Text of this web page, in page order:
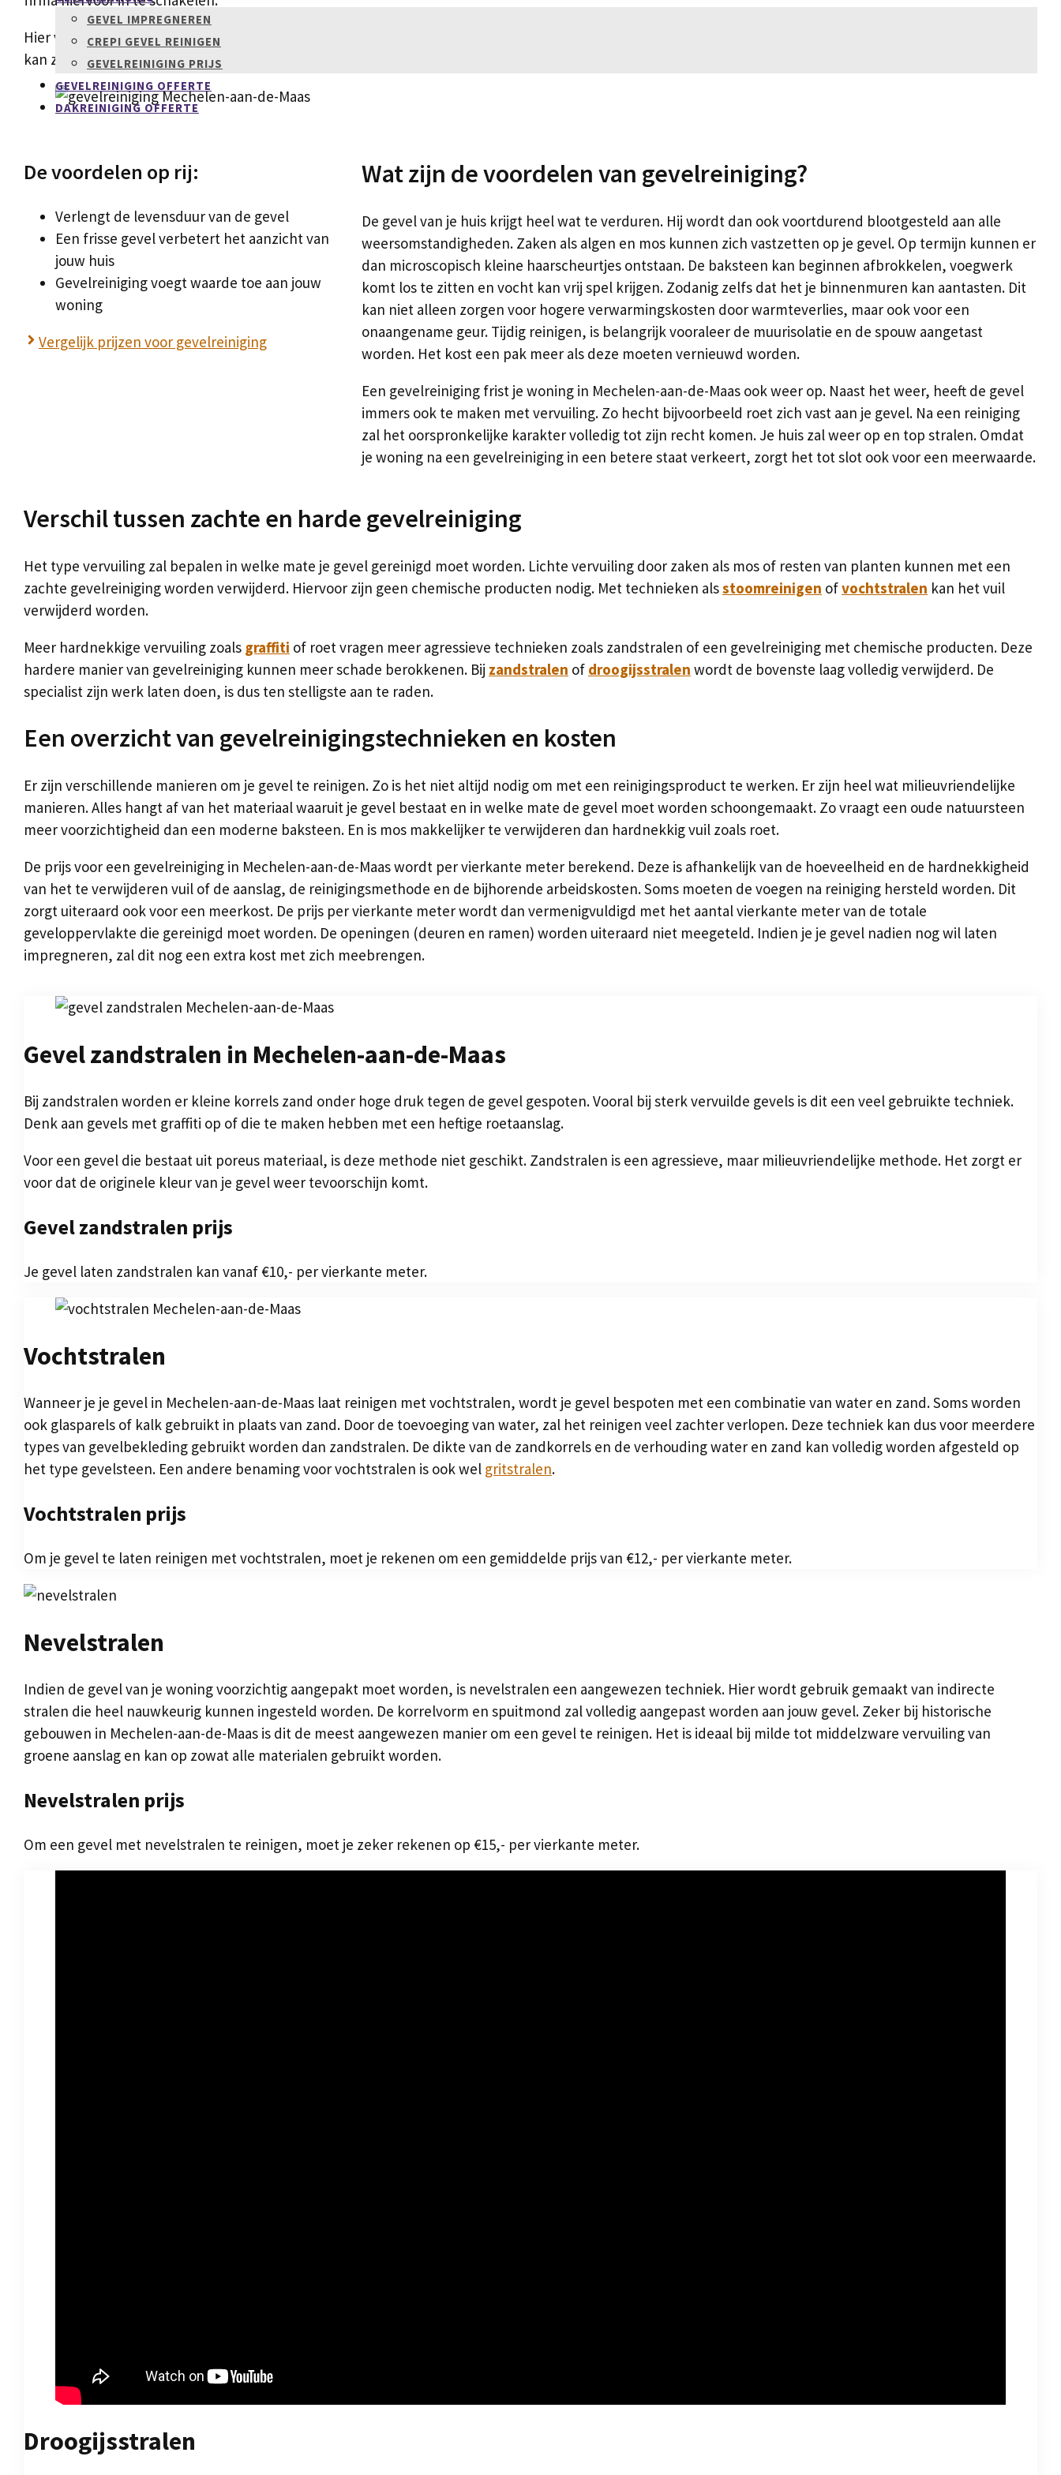
GEVEL IMPREGNEREN
CREPI GEVEL REINIGEN
GEVELREINIGING PRIJS
GEVELREINIGING OFFERTE
DAKREINIGING OFFERTE
Hier vind je alvast de nodige informatie over het laten reinigen van je gevel zodat je goed geïnformeerd een gevelreiniger werkzaam in Mechelen-aan-de-Maas
kan zoeken. Wil je overgaan tot actie? Vraag dan hier offertes aan.
De voordelen op rij:
Verlengt de levensduur van de gevel
Een frisse gevel verbetert het aanzicht van
jouw huis
Gevelreiniging voegt waarde toe aan jouw
woning
Vergelijk prijzen voor gevelreiniging
Wat zijn de voordelen van gevelreiniging?
De gevel van je huis krijgt heel wat te verduren. Hij wordt dan ook voortdurend blootgesteld aan alle
weersomstandigheden. Zaken als algen en mos kunnen zich vastzetten op je gevel. Op termijn kunnen er
dan microscopisch kleine haarscheurtjes ontstaan. De baksteen kan beginnen afbrokkelen, voegwerk
komt los te zitten en vocht kan vrij spel krijgen. Zodanig zelfs dat het je binnenmuren kan aantasten. Dit
kan niet alleen zorgen voor hogere verwarmingskosten door warmteverlies, maar ook voor een
onaangename geur. Tijdig reinigen, is belangrijk vooraleer de muurisolatie en de spouw aangetast
worden. Het kost een pak meer als deze moeten vernieuwd worden.
Een gevelreiniging frist je woning in Mechelen-aan-de-Maas ook weer op. Naast het weer, heeft de gevel
immers ook te maken met vervuiling. Zo hecht bijvoorbeeld roet zich vast aan je gevel. Na een reiniging
zal het oorspronkelijke karakter volledig tot zijn recht komen. Je huis zal weer op en top stralen. Omdat
je woning na een gevelreiniging in een betere staat verkeert, zorgt het tot slot ook voor een meerwaarde.
Verschil tussen zachte en harde gevelreiniging
Het type vervuiling zal bepalen in welke mate je gevel gereinigd moet worden. Lichte vervuiling door zaken als mos of resten van planten kunnen met een
zachte gevelreiniging worden verwijderd. Hiervoor zijn geen chemische producten nodig. Met technieken alsstoomreinigen ofvochtstralen kan het vuil
verwijderd worden.
Meer hardnekkige vervuiling zoals graffiti of roet vragen meer agressieve technieken zoals zandstralen of een gevelreiniging met chemische producten. Deze
hardere manier van gevelreiniging kunnen meer schade berokkenen. Bij zandstralen of droogijsstralen wordt de bovenste laag volledig verwijderd. De
specialist zijn werk laten doen, is dus ten stelligste aan te raden.
Een overzicht van gevelreinigingstechnieken en kosten
Er zijn verschillende manieren om je gevel te reinigen. Zo is het niet altijd nodig om met een reinigingsproduct te werken. Er zijn heel wat milieuvriendelijke
manieren. Alles hangt af van het materiaal waaruit je gevel bestaat en in welke mate de gevel moet worden schoongemaakt. Zo vraagt een oude natuursteen
meer voorzichtigheid dan een moderne baksteen. En is mos makkelijker te verwijderen dan hardnekkig vuil zoals roet.
De prijs voor een gevelreiniging in Mechelen-aan-de-Maas wordt per vierkante meter berekend. Deze is afhankelijk van de hoeveelheid en de hardnekkigheid
van het te verwijderen vuil of de aanslag, de reinigingsmethode en de bijhorende arbeidskosten. Soms moeten de voegen na reiniging hersteld worden. Dit
zorgt uiteraard ook voor een meerkost. De prijs per vierkante meter wordt dan vermenigvuldigd met het aantal vierkante meter van de totale
geveloppervlakte die gereinigd moet worden. De openingen (deuren en ramen) worden uiteraard niet meegeteld. Indien je je gevel nadien nog wil laten
impregneren, zal dit nog een extra kost met zich meebrengen.
Gevel zandstralen in Mechelen-aan-de-Maas
Bij zandstralen worden er kleine korrels zand onder hoge druk tegen de gevel gespoten. Vooral bij sterk vervuilde gevels is dit een veel gebruikte techniek.
Denk aan gevels met graffiti op of die te maken hebben met een heftige roetaanslag.
Voor een gevel die bestaat uit poreus materiaal, is deze methode niet geschikt. Zandstralen is een agressieve, maar milieuvriendelijke methode. Het zorgt er
voor dat de originele kleur van je gevel weer tevoorschijn komt.
Gevel zandstralen prijs
Je gevel laten zandstralen kan vanaf €10,- per vierkante meter.
Vochtstralen
Wanneer je je gevel in Mechelen-aan-de-Maas laat reinigen met vochtstralen, wordt je gevel bespoten met een combinatie van water en zand. Soms worden
ook glasparels of kalk gebruikt in plaats van zand. Door de toevoeging van water, zal het reinigen veel zachter verlopen. Deze techniek kan dus voor meerdere
types van gevelbekleding gebruikt worden dan zandstralen. De dikte van de zandkorrels en de verhouding water en zand kan volledig worden afgesteld op
het type gevelsteen. Een andere benaming voor vochtstralen is ook wel gritstralen.
Vochtstralen prijs
Om je gevel te laten reinigen met vochtstralen, moet je rekenen om een gemiddelde prijs van €12,- per vierkante meter.
Nevelstralen
Indien de gevel van je woning voorzichtig aangepakt moet worden, is nevelstralen een aangewezen techniek. Hier wordt gebruik gemaakt van indirecte
stralen die heel nauwkeurig kunnen ingesteld worden. De korrelvorm en spuitmond zal volledig aangepast worden aan jouw gevel. Zeker bij historische
gebouwen in Mechelen-aan-de-Maas is dit de meest aangewezen manier om een gevel te reinigen. Het is ideaal bij milde tot middelzware vervuiling van
groene aanslag en kan op zowat alle materialen gebruikt worden.
Nevelstralen prijs
Om een gevel met nevelstralen te reinigen, moet je zeker rekenen op €15,- per vierkante meter.
Droogijsstralen